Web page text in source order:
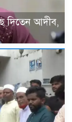
দিতেন আদীব,